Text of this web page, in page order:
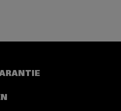
page:channel: